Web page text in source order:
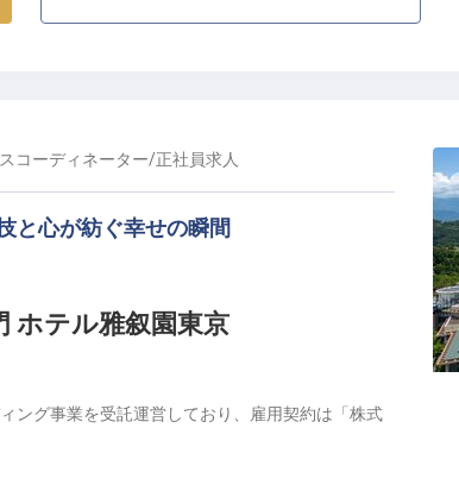
ホテル雅叙園東京
スコーディネーター/正社員求人
と心が紡ぐ幸せの瞬間
ョナルへ】
人生の門出を最高の形でお手伝いするドレ
ング事業を受託運営しており、雇用契約は「株式